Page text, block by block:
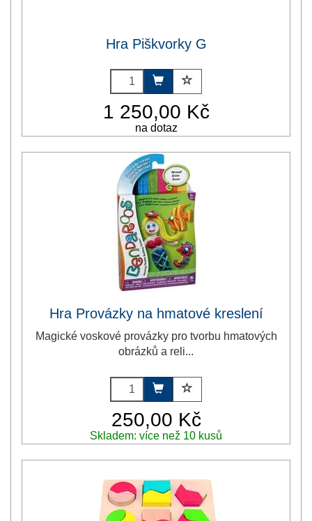
Hra Piškvorky G
1 250,00 Kč
na dotaz
Hra Provázky na hmatové kreslení
Magické voskové provázky pro tvorbu hmatových
obrázků a reli...
250,00 Kč
Skladem: více než 10 kusů